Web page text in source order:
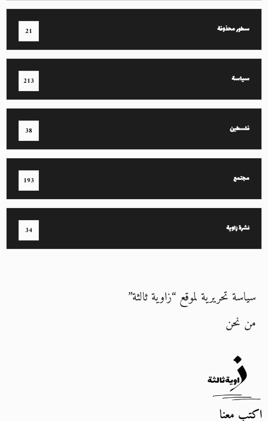
سطور محذوفة 21
سياسة 213
فلسطين 38
مجتمع 193
نشرة زاوية 34
سياسة تحريرية لموقع “زاوية ثالثة”
من نحن
اكتب معنا